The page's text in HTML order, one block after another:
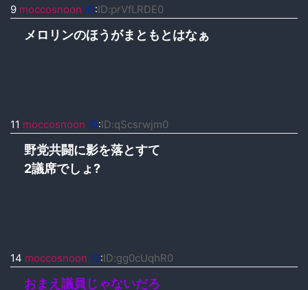
9 moccosnoon ID:ID:prVfLRDE0
メロリンのほうがまともとはなぁ
11 moccosnoon ID:ID:qScsrwjm0
野党共闘に影を落とすて
2議席でしょ?
14 moccosnoon ID:ID:gg0cUqhR0
おまえ議員じゃないだろ